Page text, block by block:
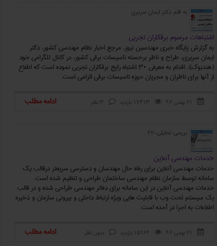
به قلم دکتر ایمان سریری
اشتباهات مرسوم برقکاران تجربی
به گزارش پایگاه خبری مهندسین نیوز، مرجع اخبار نظام مهندسی کشور، دکتر
ایمان سریری، طراح و ناظر برحسته تاسیسات برقی کشور، در کانال تلگرامی خود
(هندبوک)، اقدام به معرفی 30 اشتباه رایج برقکاران تجربی نموده است که اطلاع
از آنها برای ناظران و مجریان حوزه تاسیسات برقی الزامی است.
 ۲۱ بهمن ۹۷  17413 بازدید  3 نظر ادامه مطلب
بررسی تحلیلی-22
خدمات مهندسی آنلاین
خدمات مهندسی آنلاین برای رفاه حال مهندسان و دسترسی سریعتر درقالب یک
سامانه توسط سازمان نظام مهندسی ساختمان طراحی و تنظیم شده است.
خدمات مهندسی آنلاین در اين سامانه برای دفاتر مهندسی طراحی شده و در قالب
يك سيستم تحت وب با قابليت هايی ویژه ارتباط داخلی و بيرونی سازمان و ذخيره
اطلاعات به اجرا در آمده است.
 ۲۱ بهمن ۹۷  15964 بازدید  بدون نظر ادامه مطلب